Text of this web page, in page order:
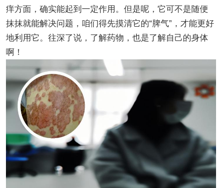
痒方面，确实能起到一定作用。但是呢，它可不是随便
抹抹就能解决问题，咱们得先摸清它的“脾气”，才能更好
地利用它。往深了说，了解药物，也是了解自己的身体
啊！